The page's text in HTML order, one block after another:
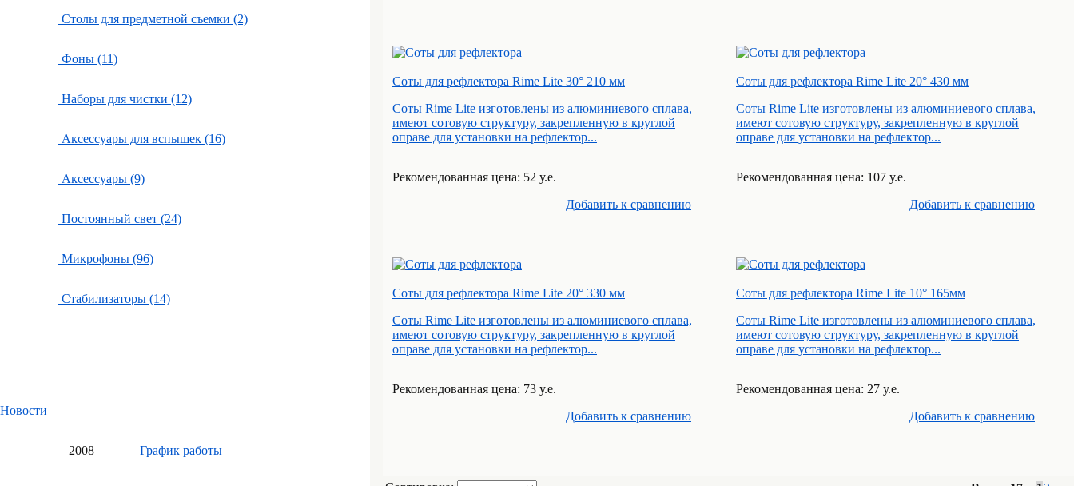
Столы для предметной съемки (2)
Фоны (11)
Наборы для чистки (12)
Аксессуары для вспышек (16)
Аксессуары (9)
Постоянный свет (24)
Микрофоны (96)
Стабилизаторы (14)
Новости
2008 График работы
Соты для рефлектора Rime Lite 30° 210 мм
Соты Rime Lite изготовлены из алюминиевого сплава,
имеют сотовую структуру, закрепленную в круглой
оправе для установки на рефлектор...
Рекомендованная цена: 52 у.е.
Добавить к cравнению
Соты для рефлектора Rime Lite 20° 430 мм
Соты Rime Lite изготовлены из алюминиевого сплава,
имеют сотовую структуру, закрепленную в круглой
оправе для установки на рефлектор...
Рекомендованная цена: 107 у.е.
Добавить к cравнению
Соты для рефлектора Rime Lite 20° 330 мм
Соты Rime Lite изготовлены из алюминиевого сплава,
имеют сотовую структуру, закрепленную в круглой
оправе для установки на рефлектор...
Рекомендованная цена: 73 у.е.
Добавить к cравнению
Соты для рефлектора Rime Lite 10° 165мм
Соты Rime Lite изготовлены из алюминиевого сплава,
имеют сотовую структуру, закрепленную в круглой
оправе для установки на рефлектор...
Рекомендованная цена: 27 у.е.
Добавить к cравнению